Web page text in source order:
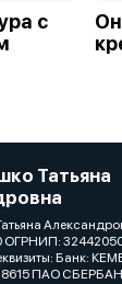
с
Татьяна
ОГРНИП:
Банк:
ПАО